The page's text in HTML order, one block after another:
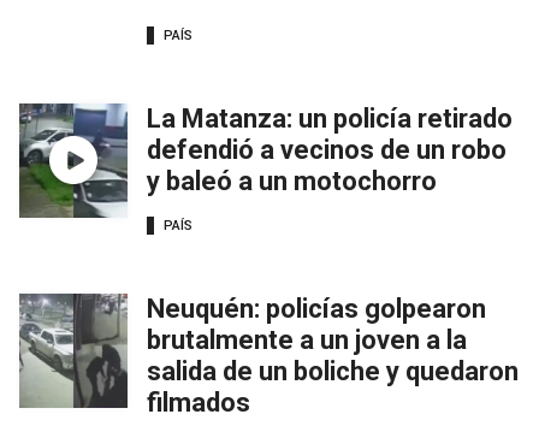
PAÍS
La Matanza: un policía retirado
defendió a vecinos de un robo
y baleó a un motochorro
PAÍS
Neuquén: policías golpearon
brutalmente a un joven a la
salida de un boliche y quedaron
filmados